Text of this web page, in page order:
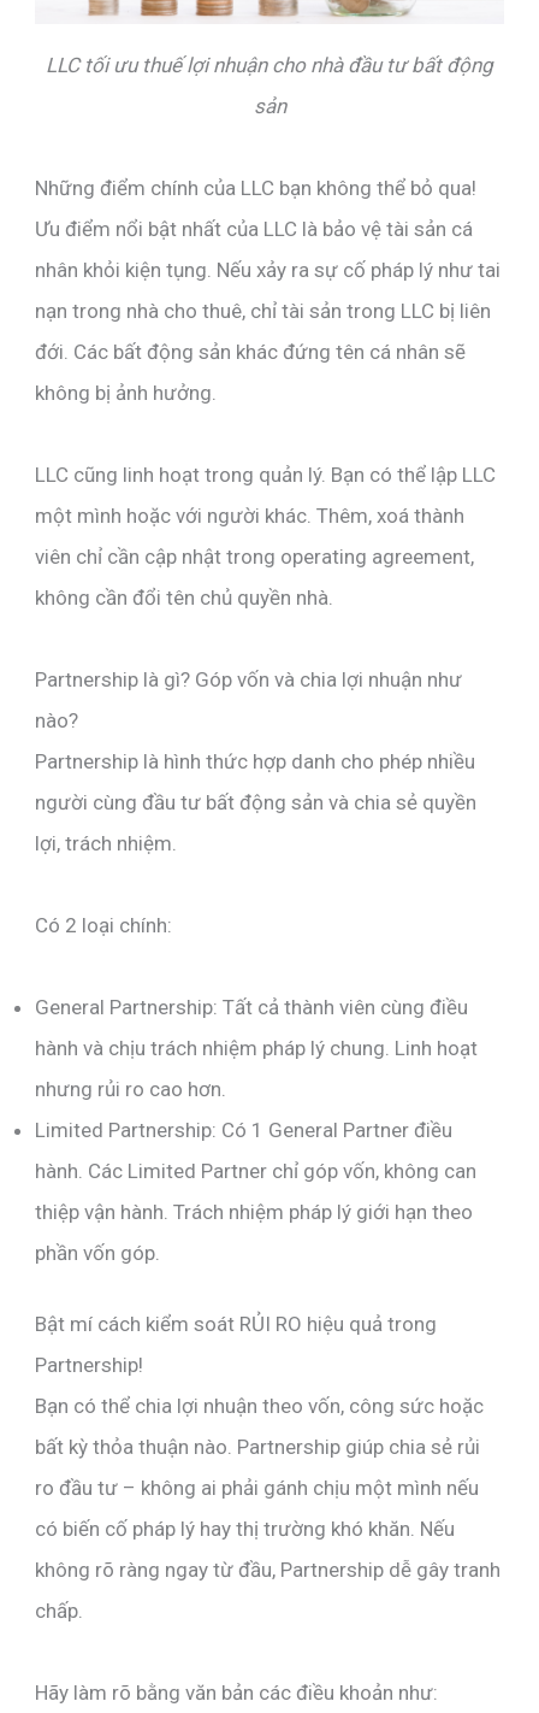
LLC tối ưu thuế lợi nhuận cho nhà đầu tư bất động
sản
Những điểm chính của LLC bạn không thể bỏ qua!
Ưu điểm nổi bật nhất của LLC là bảo vệ tài sản cá
nhân khỏi kiện tụng. Nếu xảy ra sự cố pháp lý như tai
nạn trong nhà cho thuê, chỉ tài sản trong LLC bị liên
đới. Các bất động sản khác đứng tên cá nhân sẽ
không bị ảnh hưởng.
LLC cũng linh hoạt trong quản lý. Bạn có thể lập LLC
một mình hoặc với người khác. Thêm, xoá thành
viên chỉ cần cập nhật trong operating agreement,
không cần đổi tên chủ quyền nhà.
Partnership là gì? Góp vốn và chia lợi nhuận như
nào?
Partnership là hình thức hợp danh cho phép nhiều
người cùng đầu tư bất động sản và chia sẻ quyền
lợi, trách nhiệm.
Có 2 loại chính:
General Partnership: Tất cả thành viên cùng điều
hành và chịu trách nhiệm pháp lý chung. Linh hoạt
nhưng rủi ro cao hơn.
Limited Partnership: Có 1 General Partner điều
hành. Các Limited Partner chỉ góp vốn, không can
thiệp vận hành. Trách nhiệm pháp lý giới hạn theo
phần vốn góp.
Bật mí cách kiểm soát RỦI RO hiệu quả trong
Partnership!
Bạn có thể chia lợi nhuận theo vốn, công sức hoặc
bất kỳ thỏa thuận nào. Partnership giúp chia sẻ rủi
ro đầu tư – không ai phải gánh chịu một mình nếu
có biến cố pháp lý hay thị trường khó khăn. Nếu
không rõ ràng ngay từ đầu, Partnership dễ gây tranh
chấp.
Hãy làm rõ bằng văn bản các điều khoản như: